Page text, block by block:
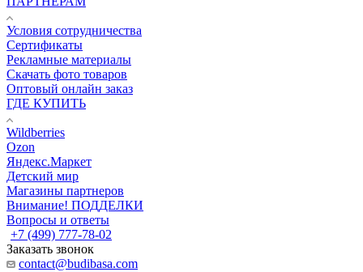
Условия сотрудничества
Сертификаты
Рекламные материалы
Скачать фото товаров
Оптовый онлайн заказ
ГДЕ КУПИТЬ
Wildberries
Ozon
Яндекс.Маркет
Детский мир
Магазины партнеров
Внимание! ПОДДЕЛКИ
Вопросы и ответы
+7 (499) 777-78-02
Заказать звонок
contact@budibasa.com